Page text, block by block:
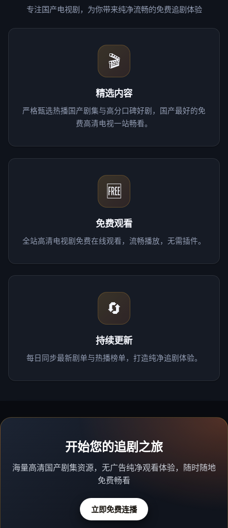
专注国产电视剧，为你带来纯净流畅的免费追剧体验
🎬
精选内容
严格甄选热播国产剧集与高分口碑好剧，国产最好的免
费高清电视一站畅看。
🆓
免费观看
全站高清电视剧免费在线观看，流畅播放，无需插件。
🔄
持续更新
每日同步最新剧单与热播榜单，打造纯净追剧体验。
开始您的追剧之旅
海量高清国产剧集资源，无广告纯净观看体验，随时随地
免费畅看
立即免费连播